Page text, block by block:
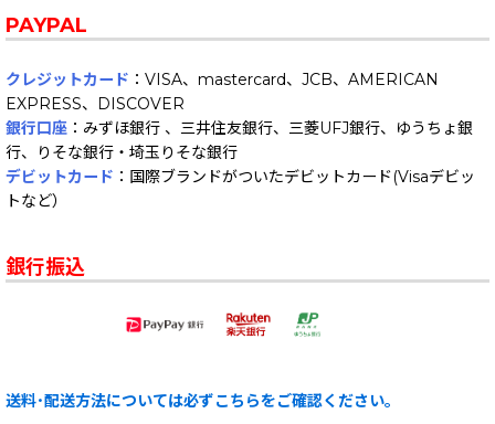
PAYPAL
クレジットカード ：VISA、mastercard、JCB、AMERICAN
EXPRESS、DISCOVER
銀行口座 ：みずほ銀行 、三井住友銀行、三菱UFJ銀行、ゆうちょ銀
行、りそな銀行・埼玉りそな銀行
デビットカード ：国際ブランドがついたデビットカード(Visaデビッ
トなど）
銀行振込
送料･配送方法については必ずこちらをご確認ください。